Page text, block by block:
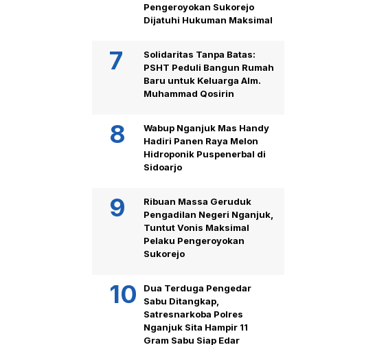
Pengeroyokan Sukorejo
Dijatuhi Hukuman Maksimal
Solidaritas Tanpa Batas:
PSHT Peduli Bangun Rumah
Baru untuk Keluarga Alm.
Muhammad Qosirin
Wabup Nganjuk Mas Handy
Hadiri Panen Raya Melon
Hidroponik Puspenerbal di
Sidoarjo
Ribuan Massa Geruduk
Pengadilan Negeri Nganjuk,
Tuntut Vonis Maksimal
Pelaku Pengeroyokan
Sukorejo
Dua Terduga Pengedar
Sabu Ditangkap,
Satresnarkoba Polres
Nganjuk Sita Hampir 11
Gram Sabu Siap Edar